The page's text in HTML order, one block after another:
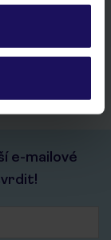
sdílení
nabídky
e-mailové